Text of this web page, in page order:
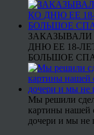
ДНЮ ЕЕ 18-
БОЛЬШОЕ
Мы решили
картины нашей
дочери и мы не